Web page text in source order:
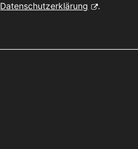
Datenschutzerklärung .